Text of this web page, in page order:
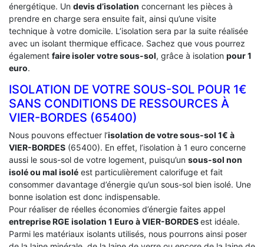
énergétique. Un devis d’isolation concernant les pièces à
prendre en charge sera ensuite fait, ainsi qu’une visite
technique à votre domicile. L’isolation sera par la suite réalisée
avec un isolant thermique efficace. Sachez que vous pourrez
également faire isoler votre sous-sol, grâce à isolation pour 1
euro.
ISOLATION DE VOTRE SOUS-SOL POUR 1€
SANS CONDITIONS DE RESSOURCES À
‎VIER-BORDES (65400)
Nous pouvons effectuer l’isolation de votre sous-sol 1€ à
VIER-BORDES (65400). En effet, l’isolation à 1 euro concerne
aussi le sous-sol de votre logement, puisqu’un sous-sol non
isolé ou mal isolé est particulièrement calorifuge et fait
consommer davantage d’énergie qu’un sous-sol bien isolé. Une
bonne isolation est donc indispensable.
Pour réaliser de réelles économies d’énergie faites appel
entreprise RGE isolation 1 Euro à VIER-BORDESest idéale.
Parmi les matériaux isolants utilisés, nous pourrons ainsi poser